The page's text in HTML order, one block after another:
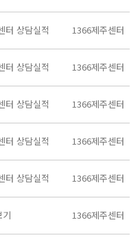
터 상담실적 1366제주센터
터 상담실적 1366제주센터
터 상담실적 1366제주센터
터 상담실적 1366제주센터
터 상담실적 1366제주센터
1366제주센터